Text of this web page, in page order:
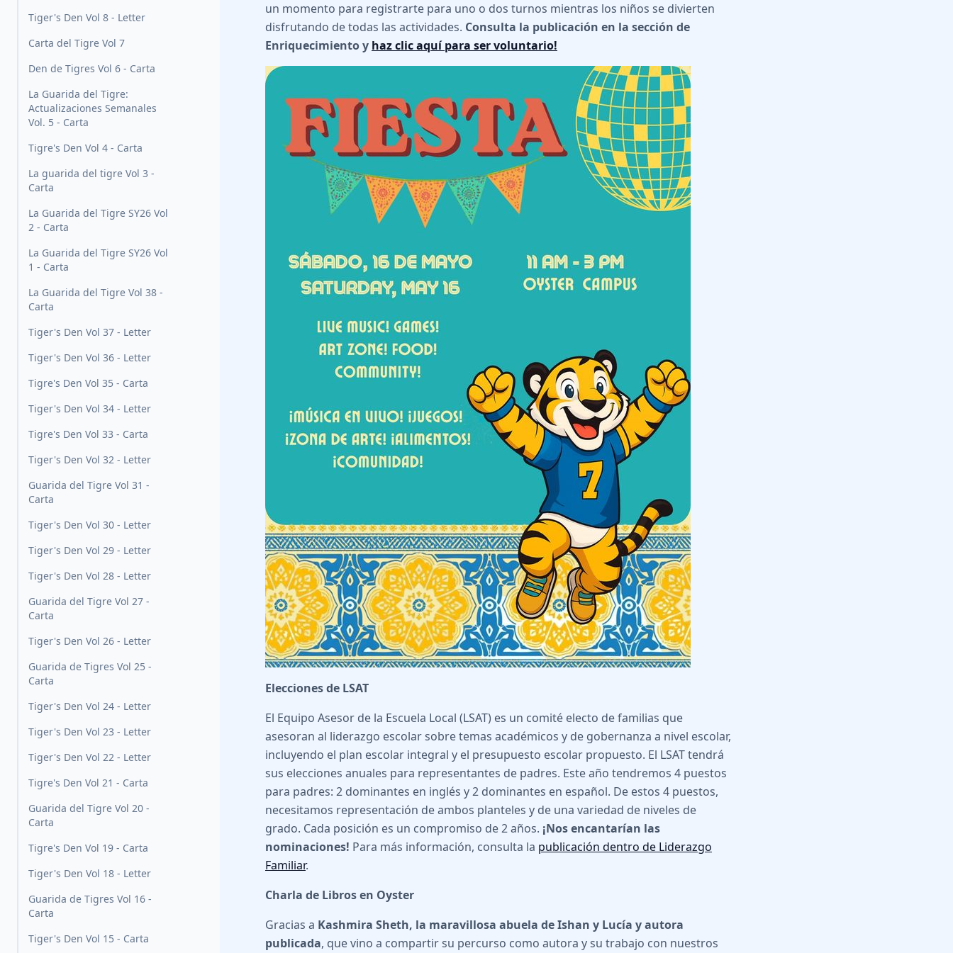
Tiger's Den Vol 8 - Letter
Carta del Tigre Vol 7
Den de Tigres Vol 6 - Carta
La Guarida del Tigre:
Actualizaciones Semanales
Vol. 5 - Carta
Tigre's Den Vol 4 - Carta
La guarida del tigre Vol 3 -
Carta
La Guarida del Tigre SY26 Vol
2 - Carta
La Guarida del Tigre SY26 Vol
1 - Carta
La Guarida del Tigre Vol 38 -
Carta
Tiger's Den Vol 37 - Letter
Tiger's Den Vol 36 - Letter
Tigre's Den Vol 35 - Carta
Tiger's Den Vol 34 - Letter
Tigre's Den Vol 33 - Carta
Tiger's Den Vol 32 - Letter
Guarida del Tigre Vol 31 -
Carta
Tiger's Den Vol 30 - Letter
Tiger's Den Vol 29 - Letter
Tiger's Den Vol 28 - Letter
Guarida del Tigre Vol 27 -
Carta
Tiger's Den Vol 26 - Letter
Guarida de Tigres Vol 25 -
Carta
Tiger's Den Vol 24 - Letter
Tiger's Den Vol 23 - Letter
Tiger's Den Vol 22 - Letter
Tigre's Den Vol 21 - Carta
Guarida del Tigre Vol 20 -
Carta
Tigre's Den Vol 19 - Carta
Tiger's Den Vol 18 - Letter
Guarida de Tigres Vol 16 -
Carta
Tiger's Den Vol 15 - Carta
un momento para registrarte para uno o dos turnos mientras los niños se divierten
disfrutando de todas las actividades. Consulta la publicación en la sección de
Enriquecimiento y haz clic aquí para ser voluntario!
Elecciones de LSAT
El Equipo Asesor de la Escuela Local (LSAT) es un comité electo de familias que
asesoran al liderazgo escolar sobre temas académicos y de gobernanza a nivel escolar,
incluyendo el plan escolar integral y el presupuesto escolar propuesto. El LSAT tendrá
sus elecciones anuales para representantes de padres. Este año tendremos 4 puestos
para padres: 2 dominantes en inglés y 2 dominantes en español. De estos 4 puestos,
necesitamos representación de ambos planteles y de una variedad de niveles de
grado. Cada posición es un compromiso de 2 años. ¡Nos encantarían las
nominaciones! Para más información, consulta la publicación dentro de Liderazgo
Familiar.
Charla de Libros en Oyster
Gracias a Kashmira Sheth, la maravillosa abuela de Ishan y Lucía y autora
publicada, que vino a compartir su percurso como autora y su trabajo con nuestros